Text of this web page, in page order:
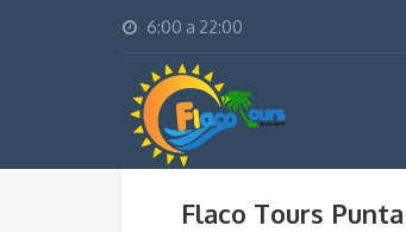
6:00 a 22:00
Flaco Tours